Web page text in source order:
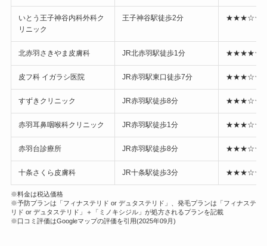
いとう王子神谷内科外科ク
リニック
王子神谷駅徒歩2分 ★★★☆☆
北赤羽さきやま皮膚科 JR北赤羽駅徒歩1分 ★★★★☆
皮フ科 イガラシ医院 JR赤羽駅東口徒歩7分 ★★★☆☆
すずきクリニック JR赤羽駅徒歩8分 ★★★☆☆
赤羽耳鼻咽喉科クリニック JR赤羽駅徒歩1分 ★★★☆☆
赤羽台診療所 JR赤羽駅徒歩8分 ★★★☆☆
十条さくら皮膚科 JR十条駅徒歩3分 ★★★☆☆
※料金は税込価格
※予防プランは「フィナステリド or デュタステリド」、発毛プランは「フィナステ
リド or デュタステリド」＋「ミノキシジル」が処方されるプランを記載
※口コミ評価はGoogleマップの評価を引用(2025年09月)